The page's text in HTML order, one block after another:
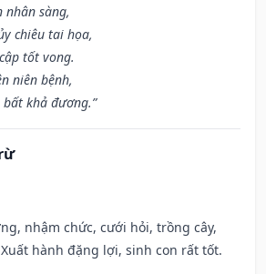
sàng,
chiêu tai họa,
tốt vong.
niên bệnh,
khả đương.”
nhậm chức, cưới hỏi, trồng cây,
hành đặng lợi, sinh con rất tốt.